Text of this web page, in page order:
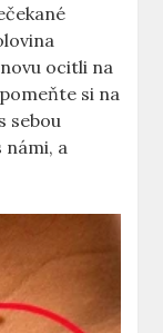
ocitli⁣ na
si na‌
sebou
námi,​ a